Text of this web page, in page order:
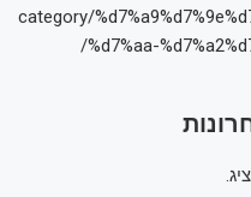
category/
%d7%aa-